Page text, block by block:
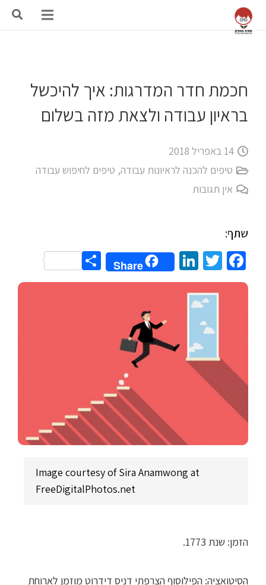
חכמת חדר המדרגות: איך להיכשל
בראיון עבודה ולצאת מזה בשלום
14 באפריל 2018
טיפים להכנה לראיונות עבודה, טיפים לחיפוש עבודה
אין תגובות
שתף:
Facebook
Twitter
LinkedIn
Share
Share
Image courtesy of Sira Anamwong at
FreeDigitalPhotos.net
הזמן: שנת 1773.
הסיטואציה: הפילוסוף הצרפתי דניס דידרוט מוזמן לארוחת